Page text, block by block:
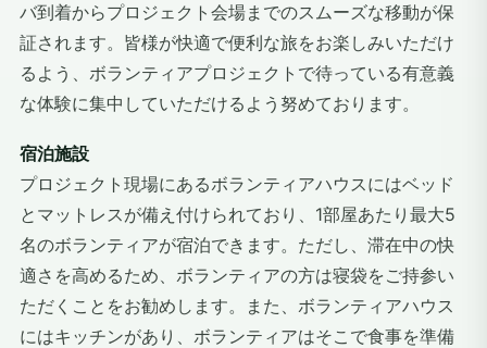
バ到着からプロジェクト会場までのスムーズな移動が保
証されます。皆様が快適で便利な旅をお楽しみいただけ
るよう、ボランティアプロジェクトで待っている有意義
な体験に集中していただけるよう努めております。
宿泊施設
プロジェクト現場にあるボランティアハウスにはベッド
とマットレスが備え付けられており、1部屋あたり最大5
名のボランティアが宿泊できます。ただし、滞在中の快
適さを高めるため、ボランティアの方は寝袋をご持参い
ただくことをお勧めします。また、ボランティアハウス
にはキッチンがあり、ボランティアはそこで食事を準備